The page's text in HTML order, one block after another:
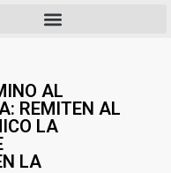
AL
REMITEN AL
LA
LA